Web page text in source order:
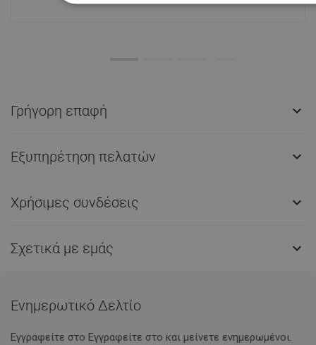
Γρήγορη επαφή 
Εξυπηρέτηση πελατών 
Χρήσιμες συνδέσεις 
Σχετικά με εμάς 
Ενημερωτικό Δελτίο
Εγγραφείτε στο Eγγραφείτε στο και μείνετε ενημερωμένοι.